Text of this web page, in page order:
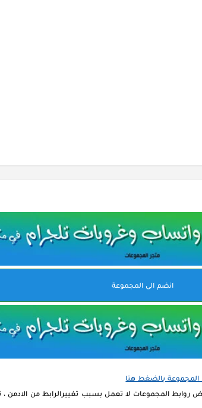
انضم الى المجموعة
المجموعة بالضغط هنا
المجموعات لا تعمل بسبب تغييرالرابط من الادمن